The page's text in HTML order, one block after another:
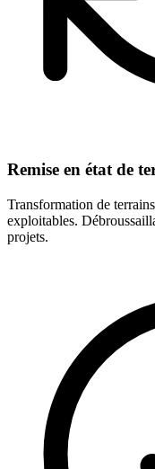
Remise en état de
Transformation de
exploitables.
projets.